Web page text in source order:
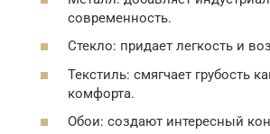
современность.
Стекло: придает легкость и
Текстиль: смягчает грубость
комфорта.
Обои: создают интересный